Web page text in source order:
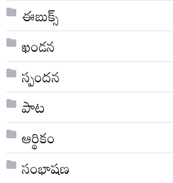
ఈబుక్స్
ఖండన
స్పందన
పాట
ఆర్థికం
సంభాషణ